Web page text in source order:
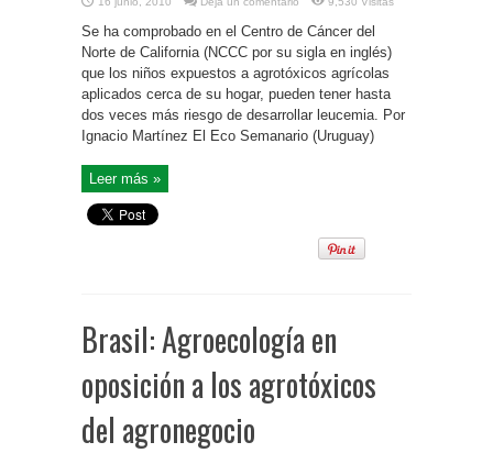
Se ha comprobado en el Centro de Cáncer del
Norte de California (NCCC por su sigla en inglés)
que los niños expuestos a agrotóxicos agrícolas
aplicados cerca de su hogar, pueden tener hasta
dos veces más riesgo de desarrollar leucemia. Por
Ignacio Martínez El Eco Semanario (Uruguay)
Leer más »
Brasil: Agroecología en
oposición a los agrotóxicos
del agronegocio